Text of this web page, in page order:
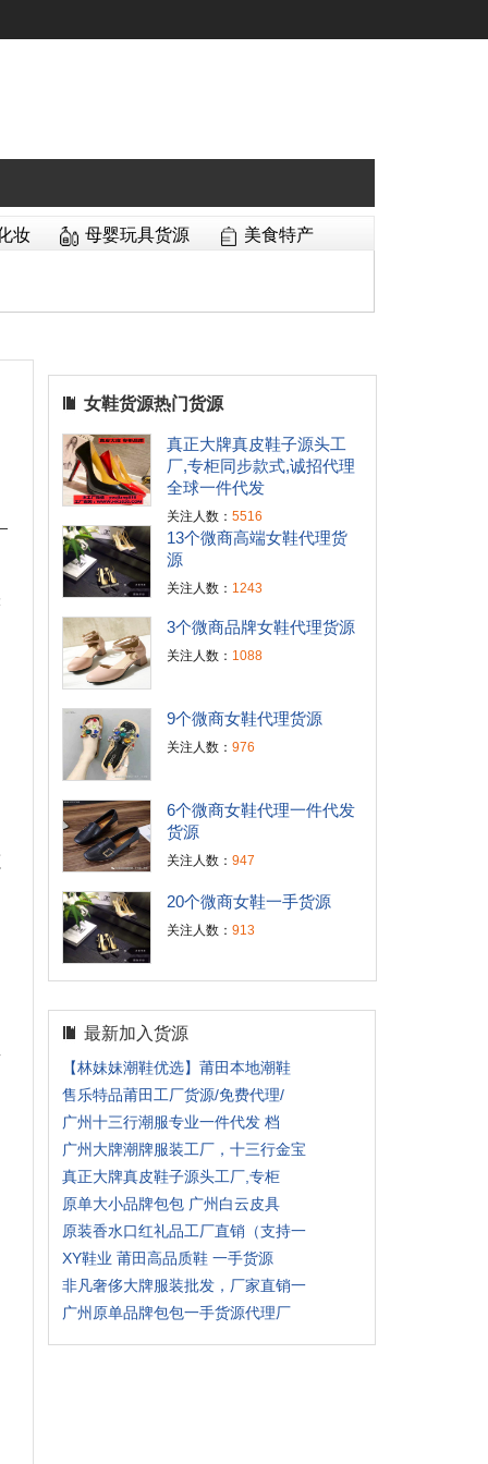
妆 母婴玩具货源 美食特产
女鞋货源热门货源
真正大牌真皮鞋子源头工
厂,专柜同步款式,诚招代理
全球一件代发
关注人数： 5516
13个微商高端女鞋代理货
源
关注人数： 1243
3个微商品牌女鞋代理货源
关注人数： 1088
9个微商女鞋代理货源
关注人数： 976
6个微商女鞋代理一件代发
货源
关注人数： 947
20个微商女鞋一手货源
关注人数： 913
最新加入货源
【林妹妹潮鞋优选】莆田本地潮鞋
售乐特品莆田工厂货源/免费代理/
广州十三行潮服专业一件代发 档
广州大牌潮牌服装工厂，十三行金宝
真正大牌真皮鞋子源头工厂,专柜
原单大小品牌包包 广州白云皮具
原装香水口红礼品工厂直销（支持一
XY鞋业 莆田高品质鞋 一手货源
非凡奢侈大牌服装批发，厂家直销一
广州原单品牌包包一手货源代理厂